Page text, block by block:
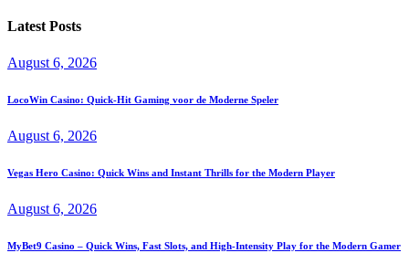
Latest Posts
August 6, 2026
LocoWin Casino: Quick‑Hit Gaming voor de Moderne Speler
August 6, 2026
Vegas Hero Casino: Quick Wins and Instant Thrills for the Modern Player
August 6, 2026
MyBet9 Casino – Quick Wins, Fast Slots, and High‑Intensity Play for the Modern Gamer